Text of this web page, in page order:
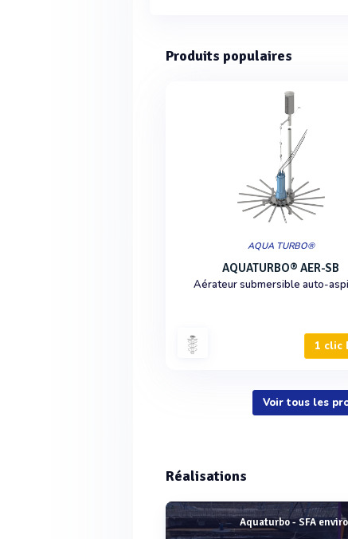
Produits populaires
AQUA TURBO®
AQUATURBO® AER-SB
Aérateur submersible auto-
1 clic
Voir tous les
Réalisations
Aquaturbo - SFA enviro